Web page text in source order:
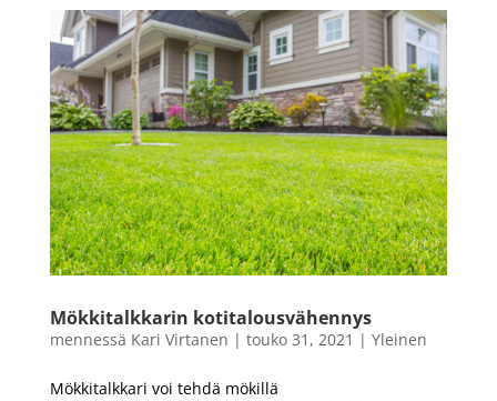
Mökkitalkkarin kotitalousvähennys
mennessä Kari Virtanen | touko 31, 2021 | Yleinen
Mökkitalkkari voi tehdä mökillä